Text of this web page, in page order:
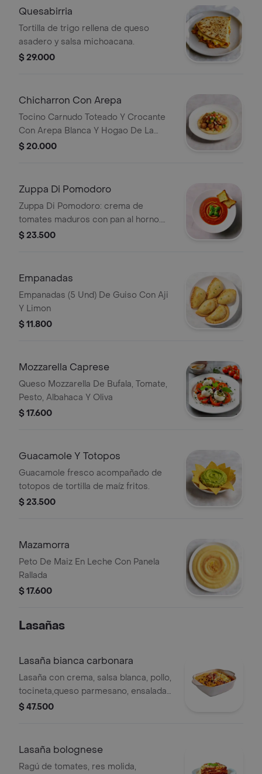
Quesabirria
Tortilla de trigo rellena de queso
asadero y salsa michoacana.
$ 29.000
Chicharron Con Arepa
Tocino Carnudo Toteado Y Crocante
Con Arepa Blanca Y Hogao De La
Fonda
$ 20.000
Zuppa Di Pomodoro
Zuppa Di Pomodoro: crema de
tomates maduros con pan al horno.
Decorada con albahaca fresca.
$ 23.500
Empanadas
Empanadas (5 Und) De Guiso Con Aji
Y Limon
$ 11.800
Mozzarella Caprese
Queso Mozzarella De Bufala, Tomate,
Pesto, Albahaca Y Oliva
$ 17.600
Guacamole Y Totopos
Guacamole fresco acompañado de
totopos de tortilla de maíz fritos.
$ 23.500
Mazamorra
Peto De Maiz En Leche Con Panela
Rallada
$ 17.600
Lasañas
Lasaña bianca carbonara
Lasaña con crema, salsa blanca, pollo,
tocineta,queso parmesano, ensalada
césar y pan la bandida, porción
$ 47.500
Lasaña bolognese
Ragú de tomates, res molida,